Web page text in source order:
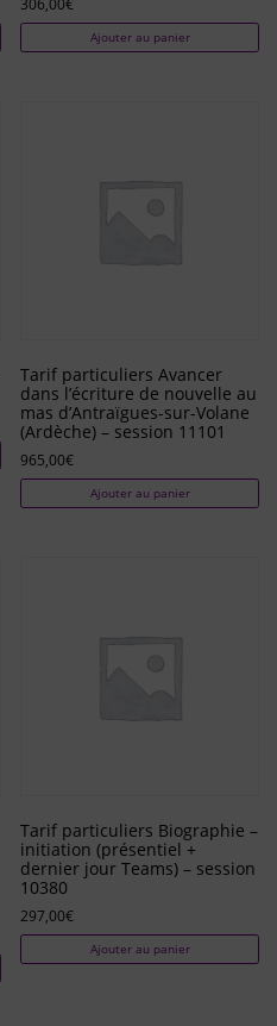
306,00€
Ajouter au panier
Tarif particuliers Avancer
dans l’écriture de nouvelle au
mas d’Antraïgues-sur-Volane
(Ardèche) – session 11101
965,00€
Ajouter au panier
Tarif particuliers Biographie –
initiation (présentiel +
dernier jour Teams) – session
10380
297,00€
Ajouter au panier